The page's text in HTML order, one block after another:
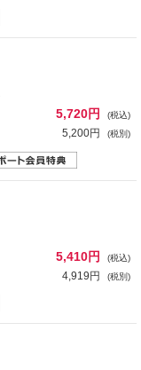
5,720円 (税込)
5,200円 (税別)
5,410円 (税込)
4,919円 (税別)